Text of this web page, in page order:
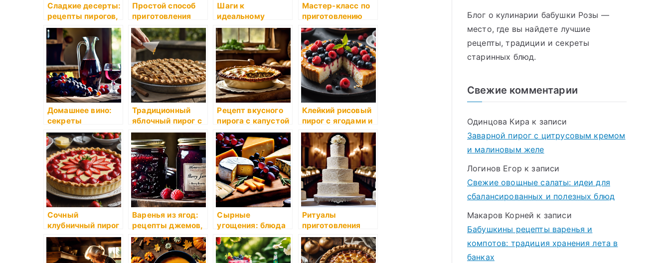
Сладкие десерты:
рецепты пирогов,
пудингов и
запеканок на
основе сезонных
фруктов
Простой способ
приготовления
пирога с яблоками
Шаги к
идеальному
домашнему
пирогу с ягодами
Мастер-класс по
приготовлению
яблочного пирога
Домашнее вино:
секреты
приготовления
виноградного или
ягодного вина из
сезонных
продуктов
Традиционный
яблочный пирог с
корочкой, как у
бабушки
Рецепт вкусного
пирога с капустой
и грибами
Клейкий рисовый
пирог с ягодами и
ванильной
глазурью
Сочный
клубничный пирог
с воздушным
заварным кремом
Варенья из ягод:
рецепты джемов,
повидла и варенья
из сезонных ягод
Сырные
угощения: блюда
с использованием
сезонных сортов
сыра
Ритуалы
приготовления
свадебного
пирога: традиции
кухни на свадьбу
Блог о кулинарии бабушки Розы —
место, где вы найдете лучшие
рецепты, традиции и секреты
старинных блюд.
Свежие комментарии
Одинцова Кира к записи
Заварной пирог с цитрусовым кремом
и малиновым желе
Логинов Егор к записи
Свежие овощные салаты: идеи для
сбалансированных и полезных блюд
Макаров Корней к записи
Бабушкины рецепты варенья и
компотов: традиция хранения лета в
банках